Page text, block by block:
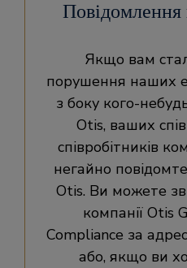
Якщо вам
порушення наших
з боку кого-
Otis, ваших
співробітників
негайно
Otis. Ви можете
компанії Otis
Compliance за
або, якщо ви